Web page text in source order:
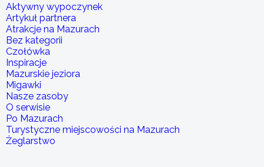
Aktywny wypoczynek
Artykuł partnera
Atrakcje na Mazurach
Bez kategorii
Czołówka
Inspiracje
Mazurskie jeziora
Migawki
Nasze zasoby
O serwisie
Po Mazurach
Turystyczne miejscowości na Mazurach
Żeglarstwo